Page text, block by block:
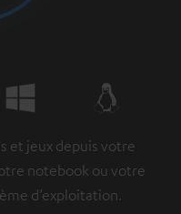
et jeux depuis votre
notebook ou votre
d’exploitation.